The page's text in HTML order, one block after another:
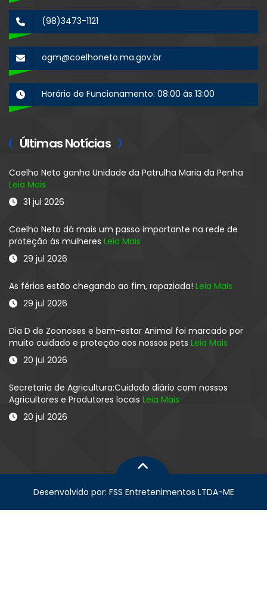
(98)3473-1121
ogm@coelhoneto.ma.gov.br
Horário de Funcionamento: 08:00 às 13:00
Últimas Notícias
Coelho Neto ganha Unidade da Patrulha Maria da Penha
Leia Mais
31 jul 2026
Coelho Neto dá mais um passo importante na rede de
proteção ás mulheres Leia Mais
29 jul 2026
As férias estão chegando ao fim, rapaziada! Leia Mais
29 jul 2026
Dia D de Zoonoses e bem-estar Animal foi marcado por
muito cuidado e proteção aos nossos pets Leia Mais
20 jul 2026
Secretaria de Agricultura:Cuidado diário com nossos
Agricultores e Produtores locais Leia Mais
20 jul 2026
Desenvolvido por: FSS Entretenimentos LTDA-ME